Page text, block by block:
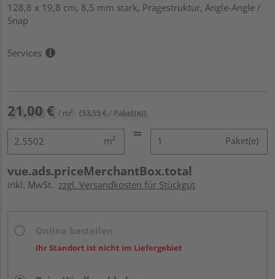
128,8 x 19,8 cm, 8,5 mm stark, Prägestruktur, Angle-Angle /
Snap
Services
21,00 € / m² (53,55 € / Paket(e))
m² Paket(e)
vue.ads.priceMerchantBox.total
inkl. MwSt. zzgl. Versandkosten für Stückgut
Ihr Standort ist nicht im Liefergebiet